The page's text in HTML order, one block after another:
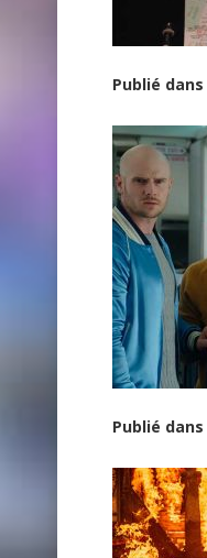
Publié dans
Publié dans